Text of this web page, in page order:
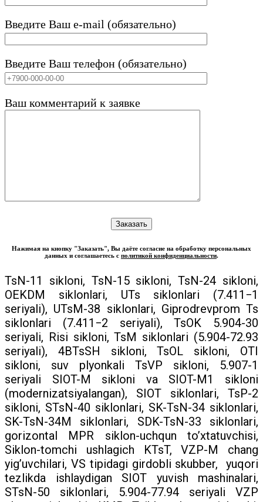
Введите Ваш e-mail (обязательно)
Введите Ваш телефон (обязательно)
Ваш комментарий к заявке
Нажимая на кнопку "Заказать", Вы даёте согласие на обработку персональных
данных и соглашаетесь с политикой конфиденциальности.
TsN-11 sikloni, TsN-15 sikloni, TsN-24 sikloni,
OEKDM siklonlari, UTs siklonlari (7.411−1
seriyali), UTsM-38 siklonlari, Giprodrevprom Ts
siklonlari (7.411−2 seriyali), TsOK 5.904-30
seriyali, Risi sikloni, TsM siklonlari (5.904-72.93
seriyali), 4BTsSH sikloni, TsOL sikloni, OTI
sikloni, suv plyonkali TsVP sikloni, 5.907-1
seriyali SIOT-M sikloni va SIOT-M1 sikloni
(modernizatsiyalangan), SIOT siklonlari, TsP-2
sikloni, STsN-40 siklonlari, SK-TsN-34 siklonlari,
SK-TsN-34M siklonlari, SDK-TsN-33 siklonlari,
gorizontal MPR siklon-uchqun to’xtatuvchisi,
Siklon-tomchi ushlagich KTsT, VZP-M chang
yig’uvchilari, VS tipidagi girdobli skubber, yuqori
tezlikda ishlaydigan SIOT yuvish mashinalari,
STsN-50 siklonlari, 5.904-77.94 seriyali VZP